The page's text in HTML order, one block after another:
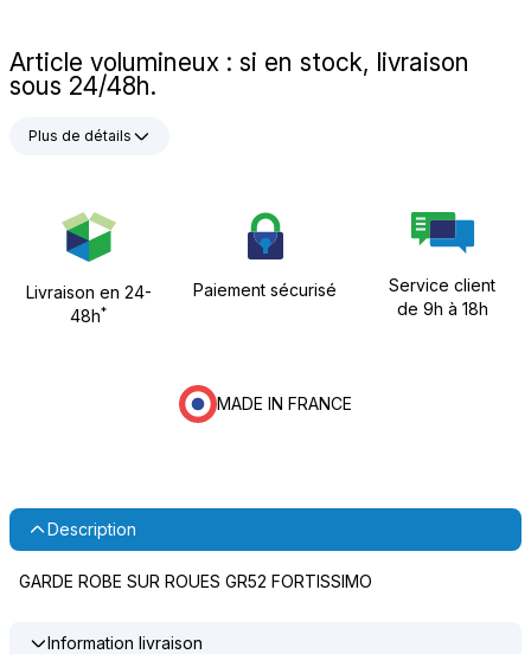
Article volumineux : si en stock, livraison
sous 24/48h.
Plus de détails
Livraison en 24-
48h*
Paiement sécurisé
Service client
de 9h à 18h
MADE IN FRANCE
Description
GARDE ROBE SUR ROUES GR52 FORTISSIMO
Information livraison